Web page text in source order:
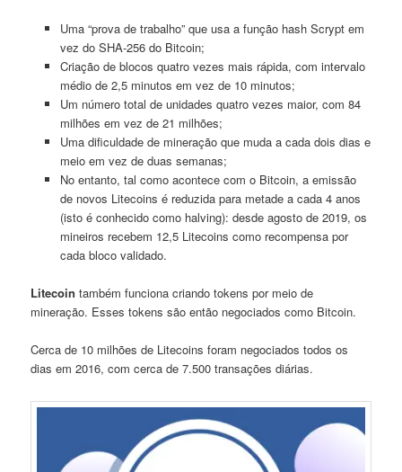
Uma “prova de trabalho” que usa a função hash Scrypt em
vez do SHA-256 do Bitcoin;
Criação de blocos quatro vezes mais rápida, com intervalo
médio de 2,5 minutos em vez de 10 minutos;
Um número total de unidades quatro vezes maior, com 84
milhões em vez de 21 milhões;
Uma dificuldade de mineração que muda a cada dois dias e
meio em vez de duas semanas;
No entanto, tal como acontece com o Bitcoin, a emissão
de novos Litecoins é reduzida para metade a cada 4 anos
(isto é conhecido como halving): desde agosto de 2019, os
mineiros recebem 12,5 Litecoins como recompensa por
cada bloco validado.
Litecointambém funciona criando tokens por meio de
mineração. Esses tokens são então negociados como Bitcoin.
Cerca de 10 milhões de Litecoins foram negociados todos os
dias em 2016, com cerca de 7.500 transações diárias.